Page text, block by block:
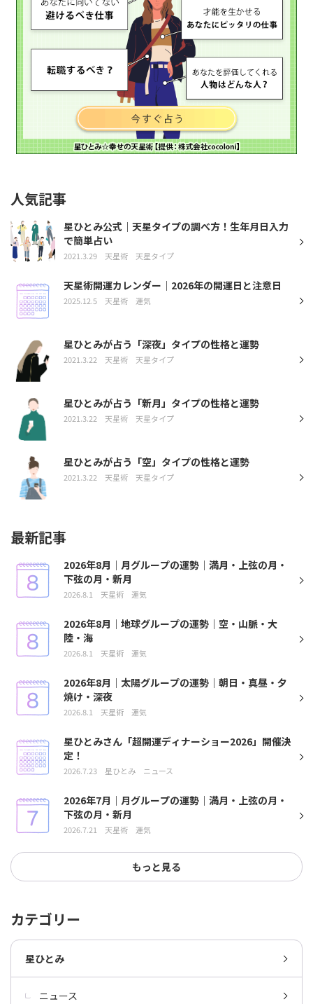
人気記事
星ひとみ公式｜天星タイプの調べ方！生年月日入力
で簡単占い
2021.3.29 天星術 天星タイプ
天星術開運カレンダー｜2026年の開運日と注意日
2025.12.5 天星術 運気
星ひとみが占う「深夜」タイプの性格と運勢
2021.3.22 天星術 天星タイプ
星ひとみが占う「新月」タイプの性格と運勢
2021.3.22 天星術 天星タイプ
星ひとみが占う「空」タイプの性格と運勢
2021.3.22 天星術 天星タイプ
最新記事
2026年8月｜月グループの運勢｜満月・上弦の月・
下弦の月・新月
2026.8.1 天星術 運気
2026年8月｜地球グループの運勢｜空・山脈・大
陸・海
2026.8.1 天星術 運気
2026年8月｜太陽グループの運勢｜朝日・真昼・夕
焼け・深夜
2026.8.1 天星術 運気
星ひとみさん「超開運ディナーショー2026」開催決
定！
2026.7.23 星ひとみ ニュース
2026年7月｜月グループの運勢｜満月・上弦の月・
下弦の月・新月
2026.7.21 天星術 運気
もっと見る
カテゴリー
星ひとみ
ニュース